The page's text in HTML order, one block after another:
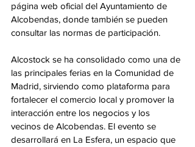
página web oficial del Ayuntamiento de
Alcobendas, donde también se pueden
consultar las normas de participación.
Alcostock se ha consolidado como una de
las principales ferias en la Comunidad de
Madrid, sirviendo como plataforma para
fortalecer el comercio local y promover la
interacción entre los negocios y los
vecinos de Alcobendas. El evento se
desarrollará en La Esfera, un espacio que